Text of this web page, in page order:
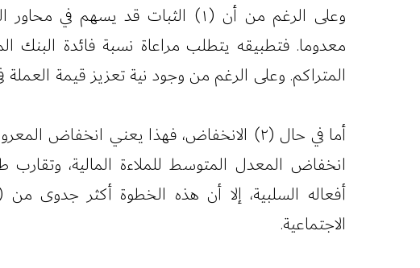
وعلى الرغم من أن (١) الثبات قد
معدوما. فتطبيقه يتطلب مراعاة نسبة فائدة البنك
المتراكم. وعلى الرغم من وجود نية تعزيز قيمة العملة
أما في حال (٢) الانخفاض، فهذا يعني
انخفاض المعدل المتوسط للملاءة المالية،
الاجتماعية.